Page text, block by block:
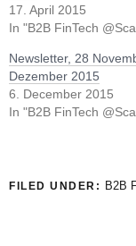
17. April 2015
In "B2B FinTech
Newsletter, 28
Dezember 2015
6. December 2015
In "B2B FinTech
FILED UNDER: B2B